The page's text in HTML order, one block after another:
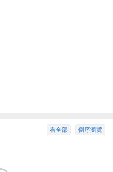
倒序瀏覽
看全部